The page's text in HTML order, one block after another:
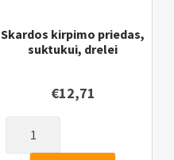
90x65
Skardos kirpimo priedas,
suktukui, drelei
€12,71